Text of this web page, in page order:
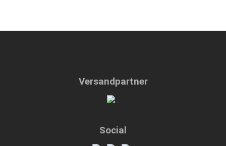
Versandpartner
Social